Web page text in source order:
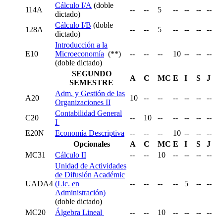
114A
Cálculo I/A (doble
dictado)
-- -- 5 -- -- -- --
128A
Cálculo I/B (doble
dictado)
-- -- 5 -- -- -- --
E10
Introducción a la
Microeconomía (**)
(doble dictado)
-- -- -- 10 -- -- --
SEGUNDO
SEMESTRE
A C MC E I S J
A20
Adm. y Gestión de las
Organizaciones II
10 -- -- -- -- -- --
C20
Contabilidad General
I
-- 10 -- -- -- --
--
E20N
Economía Descriptiva -- -- -- 10 -- --
--
Opcionales
A C MC E I S
J
MC31
Cálculo II -- -- 10 -- -- -- --
UADA4
Unidad de Actividades
de Difusión Académic
(Lic. en
Administración)
(doble dictado)
-- -- -- -- 5 -- --
MC20 Álgebra Lineal -- -- 10 -- -- -- --